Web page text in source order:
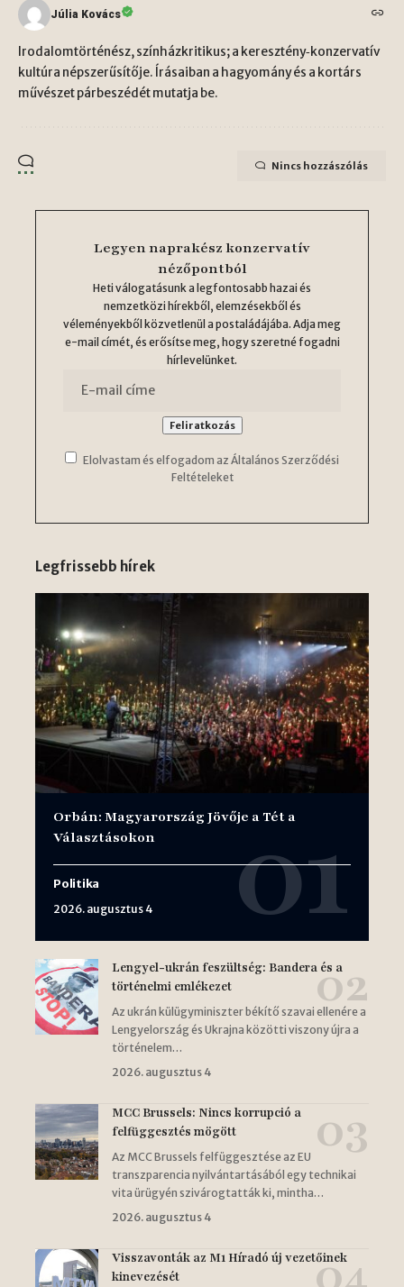
Júlia Kovács
Irodalomtörténész, színházkritikus; a keresztény‑konzervatív
kultúra népszerűsítője. Írásaiban a hagyomány és a kortárs
művészet párbeszédét mutatja be.
Nincs hozzászólás
Legyen naprakész konzervatív
nézőpontból
Heti válogatásunk a legfontosabb hazai és
nemzetközi hírekből, elemzésekből és
véleményekből közvetlenül a postaládájába. Adja meg
e-mail címét, és erősítse meg, hogy szeretné fogadni
hírlevelünket.
Elolvastam és elfogadom az Általános Szerződési
Feltételeket
Legfrissebb hírek
Orbán: Magyarország Jövője a Tét a
Választásokon
Politika
2026. augusztus 4
Lengyel-ukrán feszültség: Bandera és a
történelmi emlékezet
Az ukrán külügyminiszter békítő szavai ellenére a
Lengyelország és Ukrajna közötti viszony újra a
történelem…
2026. augusztus 4
MCC Brussels: Nincs korrupció a
felfüggesztés mögött
Az MCC Brussels felfüggesztése az EU
transzparencia nyilvántartásából egy technikai
vita ürügyén szivárogtatták ki, mintha…
2026. augusztus 4
Visszavonták az M1 Híradó új vezetőinek
kinevezését